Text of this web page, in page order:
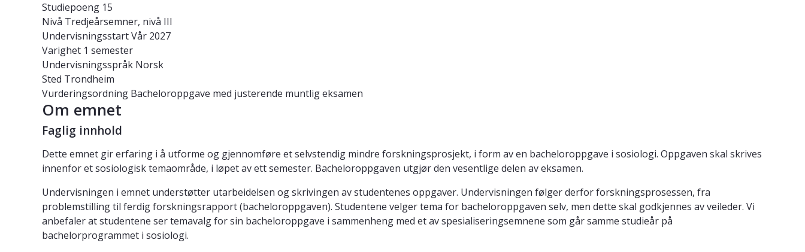
Studiepoeng 15
Nivå Tredjeårsemner, nivå III
UndervisningsstartVår 2027
Varighet 1 semester
Undervisningsspråk Norsk
Sted Trondheim
Vurderingsordning Bacheloroppgave med justerende muntlig eksamen
Om emnet
Faglig innhold
Dette emnet gir erfaring i å utforme og gjennomføre et selvstendig mindre forskningsprosjekt, i form av en bacheloroppgave i sosiologi. Oppgaven skal skrives
innenfor et sosiologisk temaområde, i løpet av ett semester. Bacheloroppgaven utgjør den vesentlige delen av eksamen.
Undervisningen i emnet understøtter utarbeidelsen og skrivingen av studentenes oppgaver. Undervisningen følger derfor forskningsprosessen, fra
problemstilling til ferdig forskningsrapport (bacheloroppgaven). Studentene velger tema for bacheloroppgaven selv, men dette skal godkjennes av veileder. Vi
anbefaler at studentene ser temavalg for sin bacheloroppgave i sammenheng med et av spesialiseringsemnene som går samme studieår på
bachelorprogrammet i sosiologi.